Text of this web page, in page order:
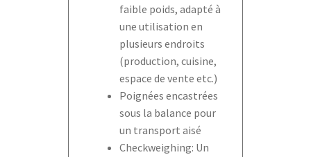
faible poids, adapté à
une utilisation en
plusieurs endroits
(production, cuisine,
espace de vente etc.)
Poignées encastrées
sous la balance pour
un transport aisé
Checkweighing: Un